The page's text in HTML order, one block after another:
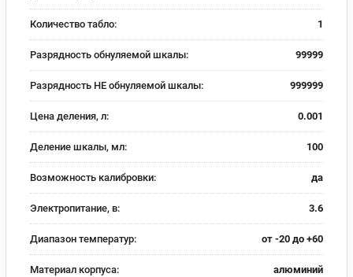
Количество табло: 1
Разрядность обнуляемой шкалы: 99999
Разрядность НЕ обнуляемой шкалы: 999999
Цена деления, л: 0.001
Деление шкалы, мл: 100
Возможность калибровки: да
Электропитание, в: 3.6
Диапазон температур: от -20 до +60
Материал корпуса: алюминий